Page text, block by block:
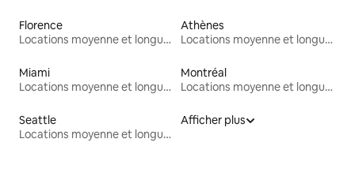
Florence
Locations moyenne et longue durée
Athènes
Locations moyenne et longue durée
Miami
Locations moyenne et longue durée
Montréal
Locations moyenne et longue durée
Seattle
Locations moyenne et longue durée
Afficher plus